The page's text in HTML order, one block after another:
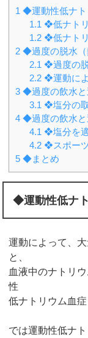
1 ◆運動性低ナト
1.1 ❖低ナト
1.2 ❖低ナト
2 ◆過度の脱水（
2.1 ❖過度の
2.2 ❖運動に
3 ◆過度の飲水と
3.1 ❖塩分の
4 ◆過度の飲水と
4.1 ❖塩分を
4.2 ❖スポー
5 ◆まとめ
◆運動性低ナ
運動によって、
と、
血液中のナトリ
性
低ナトリウム血症
では運動性低ナ